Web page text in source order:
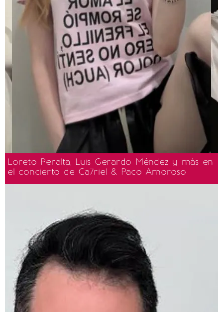
Loreto Peralta, Luis Gerardo Méndez y más en
el concierto de Ca7riel & Paco Amoroso